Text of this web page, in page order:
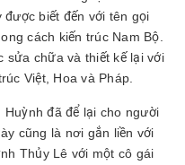
biết đến với tên gọi
cách kiến trúc Nam Bộ.
sửa chữa và thiết kế lại với
Việt, Hoa và Pháp.
đã để lại cho người
cũng là nơi gắn liền với
Thủy Lê với một cô gái